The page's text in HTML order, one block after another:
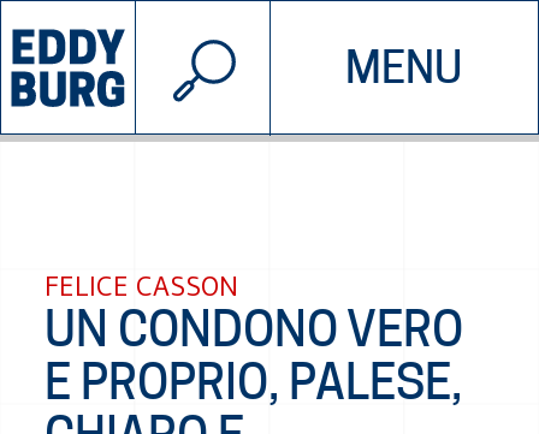
MENU
INIZIATIVE CHI SIAMO
© 2026 EDDYBURG
FELICE CASSON
UN CONDONO VERO
E PROPRIO, PALESE,